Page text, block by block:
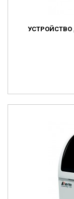
УСТРОЙСТВО